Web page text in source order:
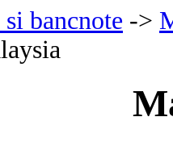
bancnote ->